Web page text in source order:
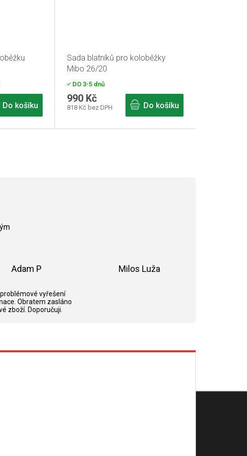
Do košíku
Sada blatníků pro koloběžky
Mibo 26/20
DO 3-5 dnů
818 Kč bez DPH
990 Kč
Do košíku
Adam P
vyřešení
Obratem zasláno
zboží. Doporučuji.
Milos Luža